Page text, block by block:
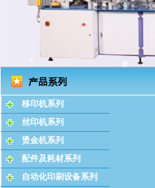
移印机系列
丝印机系列
烫金机系列
配件及耗材系列
自动化印刷设备系列